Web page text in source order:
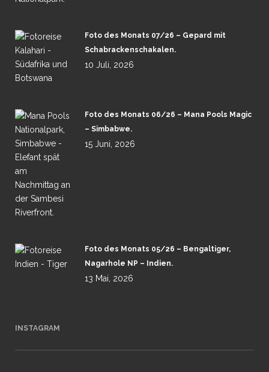
Foto des Monats 07/26 – Gepard mit
Schabrackenschakalen.
10 Juli, 2026
Foto des Monats 06/26 – Mana Pools Magic
– Simbabwe.
15 Juni, 2026
Foto des Monats 05/26 – Bengaltiger,
Nagarhole NP – Indien.
13 Mai, 2026
INSTAGRAM